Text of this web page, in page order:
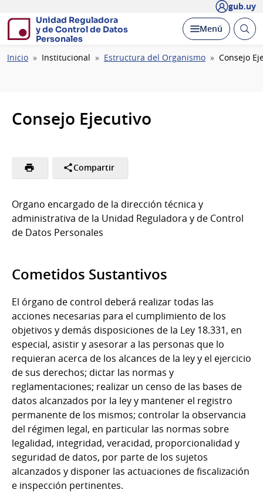
gub.uy
Unidad Reguladora
y de Control de Datos
Personales
Desplegar
Menú Abrir
Ruta
Inicio Institucional Estructura del Organismo Consejo
Consejo Ejecutivo
Compartir
Organo encargado de la dirección técnica y
administrativa de la Unidad Reguladora y de Control
de Datos Personales
Cometidos Sustantivos
El órgano de control deberá realizar todas las
acciones necesarias para el cumplimiento de los
objetivos y demás disposiciones de la Ley 18.331, en
especial, asistir y asesorar a las personas que lo
requieran acerca de los alcances de la ley y el ejercicio
de sus derechos; dictar las normas y
reglamentaciones; realizar un censo de las bases de
datos alcanzados por la ley y mantener el registro
permanente de los mismos; controlar la observancia
del régimen legal, en particular las normas sobre
legalidad, integridad, veracidad, proporcionalidad y
seguridad de datos, por parte de los sujetos
alcanzados y disponer las actuaciones de fiscalización
e inspección pertinentes.